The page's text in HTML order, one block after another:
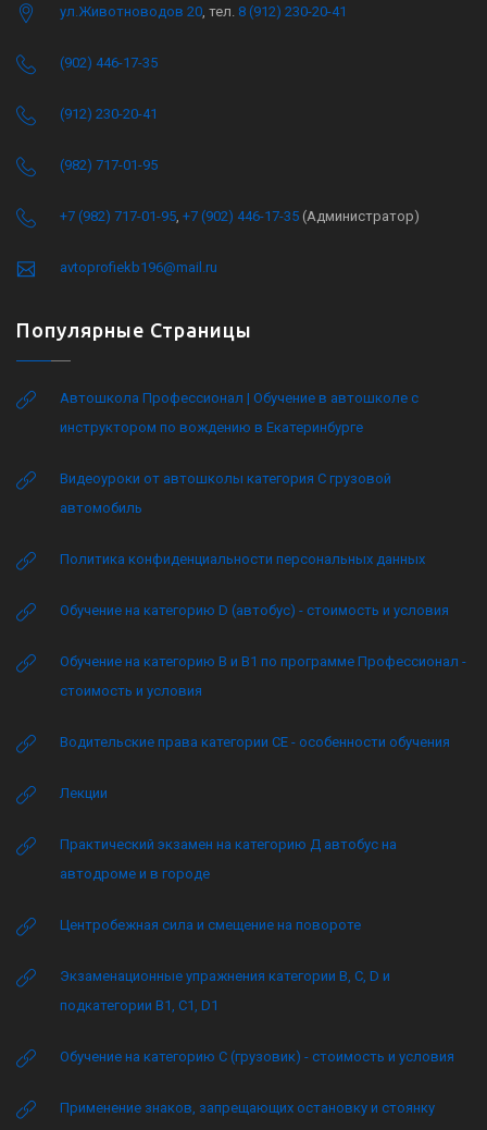
ул.Животноводов 20, тел. 8 (912) 230-20-41
(902) 446-17-35
(912) 230-20-41
(982) 717-01-95
+7 (982) 717-01-95, +7 (902) 446-17-35 (Администратор)
avtoprofiekb196@mail.ru
Популярные Страницы
Автошкола Профессионал | Обучение в автошколе с
инструктором по вождению в Екатеринбурге
Видеоуроки от автошколы категория C грузовой
автомобиль
Политика конфиденциальности персональных данных
Обучение на категорию D (автобус) - стоимость и условия
Обучение на категорию B и B1 по программе Профессионал -
стоимость и условия
Водительские права категории CE - особенности обучения
Лекции
Практический экзамен на категорию Д автобус на
автодроме и в городе
Центробежная сила и смещение на повороте
Экзаменационные упражнения категории B, C, D и
подкатегории B1, C1, D1
Обучение на категорию C (грузовик) - стоимость и условия
Применение знаков, запрещающих остановку и стоянку